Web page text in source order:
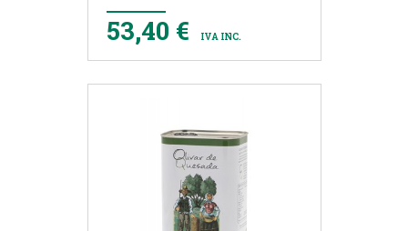
53,40 € IVA INC.